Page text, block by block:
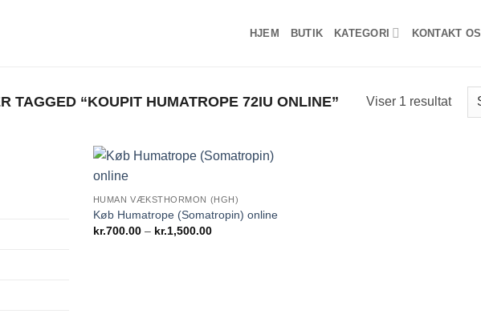
HJEM BUTIK KATEGORI KONTAKT OS
TAGGED “KOUPIT HUMATROPE 72IU ONLINE” Viser 1 resultat
HUMAN VÆKSTHORMON (HGH)
Køb Humatrope (Somatropin) online
kr.700.00 – kr.1,500.00Prisinterval: